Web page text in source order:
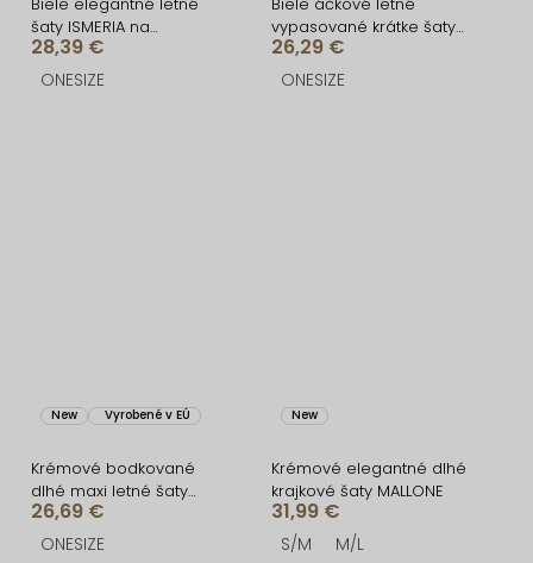
šaty ISMERIA na
ramienkach
28,39 €
ONESIZE
vypasované krátke šaty
BUMBLEE
26,29 €
ONESIZE
New Vyrobené v EÚ
Krémové bodkované
dlhé maxi letné šaty
RATCHET
26,69 €
ONESIZE
New
Krémové elegantné dlhé
krajkové šaty MALLONE
31,99 €
S/M M/L